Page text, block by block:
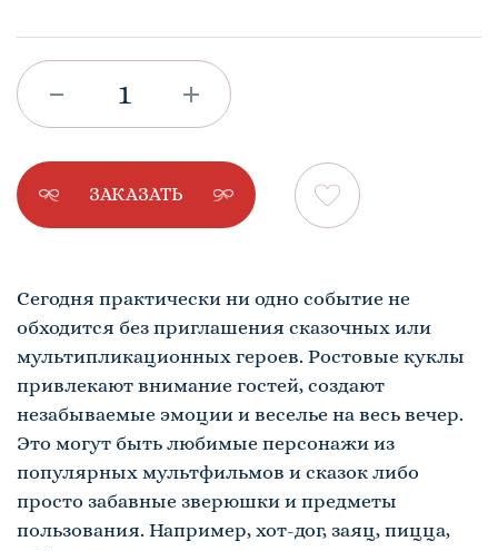
ЗАКАЗАТЬ
Сегодня практически ни одно событие не
обходится без приглашения сказочных или
мультипликационных героев. Ростовые куклы
привлекают внимание гостей, создают
незабываемые эмоции и веселье на весь вечер.
Это могут быть любимые персонажи из
популярных мультфильмов и сказок либо
просто забавные зверюшки и предметы
пользования. Например, хот-дог, заяц, пицца,